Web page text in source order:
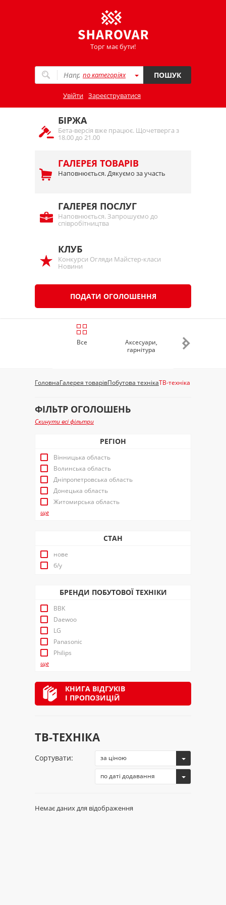
Торг має бути!
по категоріях ПОШУК
Увійти Зареєструватися
БІРЖА
Бета-версія вже працює. Щочетверга з
18.00 до 21.00
ГАЛЕРЕЯ ТОВАРІВ
Наповнюється. Дякуємо за участь
ГАЛЕРЕЯ ПОСЛУГ
Наповнюється. Запрошуємо до
співробітництва
КЛУБ
Конкурси Огляди Майстер-класи
Новини
ПОДАТИ ОГОЛОШЕННЯ
Все
Аксесуари,
гарнітура
Аудіо, відео, фото
ГоловнаГалерея товарівПобутова технікаТВ-техніка
ФІЛЬТР ОГОЛОШЕНЬ
Скинути всі фільтри
РЕГІОН
Вінницька область
Волинська область
Дніпропетровська область
Донецька область
Житомирська область
ще
СТАН
нове
б/у
БРЕНДИ ПОБУТОВОЇ ТЕХНІКИ
BBK
Daewoo
LG
Panasonic
Philips
ще
КНИГА ВІДГУКІВ
І ПРОПОЗИЦІЙ
ТВ-ТЕХНІКА
Сортувати: за ціною
по даті додавання
Немає даних для відображення